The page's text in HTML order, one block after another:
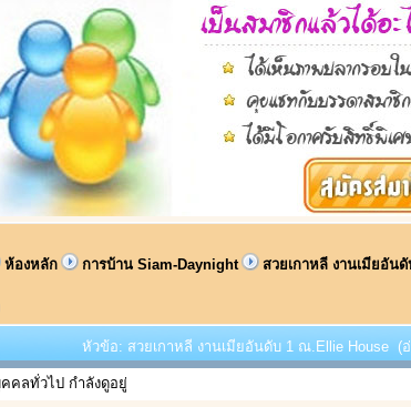
ห้องหลัก การบ้าน Siam-Daynight สวยเกาหลี งานเมียอัน
หัวข้อ: สวยเกาหลี งานเมียอันดับ 1 ณ.Ellie House (
คลทั่วไป กำลังดูอยู่